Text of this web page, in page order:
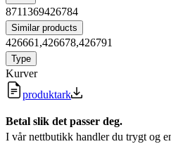
8711369426784
Similar products
426661,426678,426791
Type
Kurver
produktark
Betal slik det passer deg.
I vår nettbutikk handler du trygt og